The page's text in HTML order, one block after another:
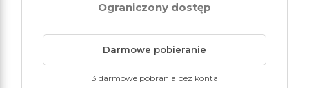
Ograniczony dostęp
Darmowe pobieranie
3 darmowe pobrania bez konta